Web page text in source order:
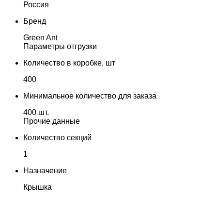
Россия
Бренд
Green Ant
Параметры отгрузки
Количество в коробке, шт
400
Минимальное количество для заказа
400 шт.
Прочие данные
Количество секций
1
Назначение
Крышка